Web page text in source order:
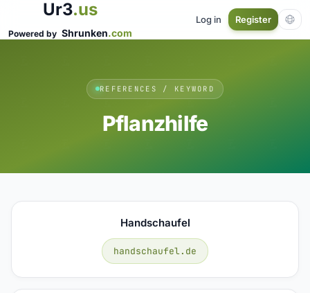
Ur3.us
Powered by Shrunken.com
Log in Register
REFERENCES / KEYWORD
Pflanzhilfe
Handschaufel
handschaufel.de